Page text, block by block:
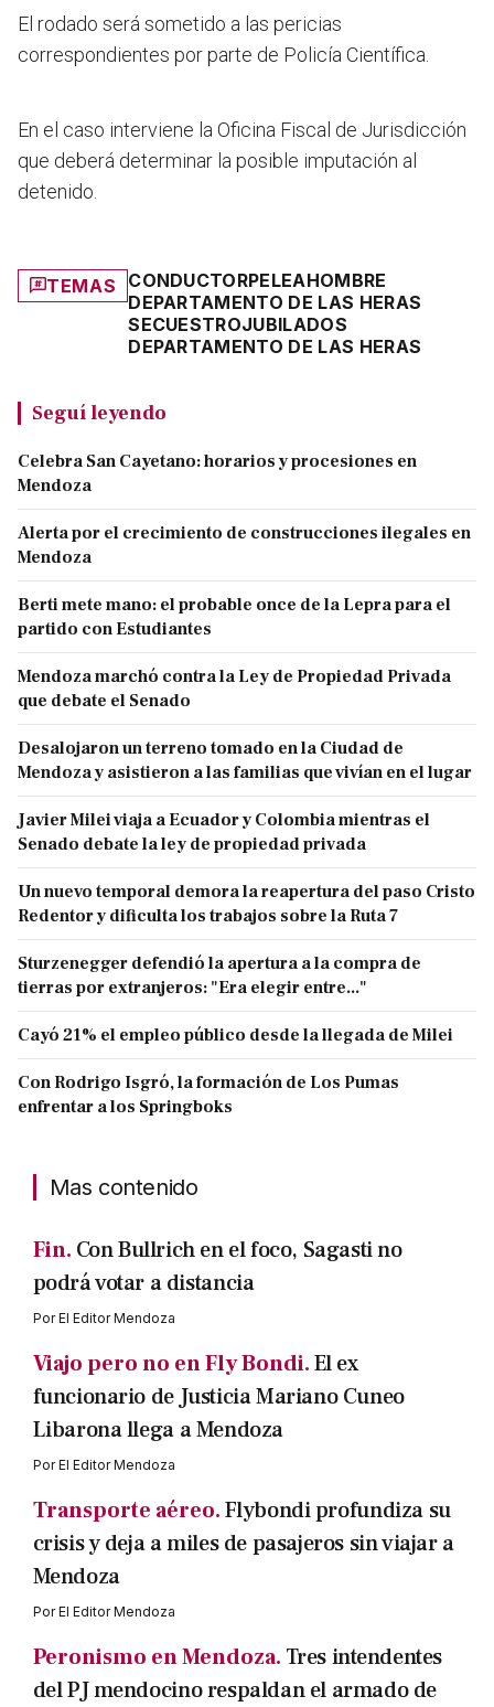
El rodado será sometido a las pericias
correspondientes por parte de Policía Científica.
En el caso interviene la Oficina Fiscal de Jurisdicción
que deberá determinar la posible imputación al
detenido.
TEMAS CONDUCTORPELEAHOMBRE
DEPARTAMENTO DE LAS HERAS
SECUESTROJUBILADOS
DEPARTAMENTO DE LAS HERAS
Seguí leyendo
Celebra San Cayetano: horarios y procesiones en
Mendoza
Alerta por el crecimiento de construcciones ilegales en
Mendoza
Berti mete mano: el probable once de la Lepra para el
partido con Estudiantes
Mendoza marchó contra la Ley de Propiedad Privada
que debate el Senado
Desalojaron un terreno tomado en la Ciudad de
Mendoza y asistieron a las familias que vivían en el lugar
Javier Milei viaja a Ecuador y Colombia mientras el
Senado debate la ley de propiedad privada
Un nuevo temporal demora la reapertura del paso Cristo
Redentor y dificulta los trabajos sobre la Ruta 7
Sturzenegger defendió la apertura a la compra de
tierras por extranjeros: "Era elegir entre..."
Cayó 21% el empleo público desde la llegada de Milei
Con Rodrigo Isgró, la formación de Los Pumas
enfrentar a los Springboks
Mas contenido
Fin. Con Bullrich en el foco, Sagasti no
podrá votar a distancia
PorEl Editor Mendoza
Viajo pero no en Fly Bondi.El ex
funcionario de Justicia Mariano Cuneo
Libarona llega a Mendoza
PorEl Editor Mendoza
Transporte aéreo.Flybondi profundiza su
crisis y deja a miles de pasajeros sin viajar a
Mendoza
PorEl Editor Mendoza
Peronismo en Mendoza. Tres intendentes
del PJ mendocino respaldan el armado de